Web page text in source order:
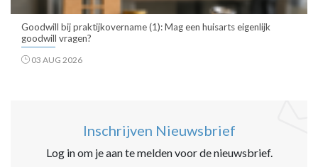
Goodwill bij praktijkovername (1): Mag een huisarts eigenlijk
goodwill vragen?
03 AUG 2026
Inschrijven Nieuwsbrief
Log in om je aan te melden voor de nieuwsbrief.